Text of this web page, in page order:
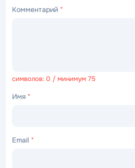
Комментарий *
символов: 0 / минимум 75
Имя *
Email *